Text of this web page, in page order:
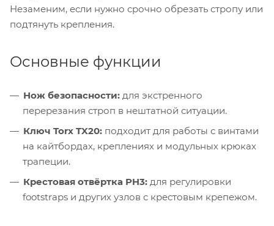
Незаменим, если нужно срочно обрезать стропу или
подтянуть крепления.
Основные функции
Нож безопасности: для экстренного
перерезания строп в нештатной ситуации.
Ключ Torx TX20: подходит для работы с винтами
на кайтбордах, креплениях и модульных крюках
трапеции.
Крестовая отвёртка PH3: для регулировки
footstraps и других узлов с крестовым крепежом.